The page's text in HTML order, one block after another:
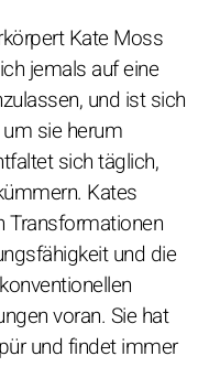
Kate Moss
jemals auf eine
und ist sich
sie herum
sich täglich,
Kates
Transformationen
und die
voran. Sie hat
und findet immer